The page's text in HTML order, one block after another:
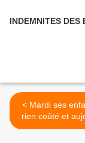
INDEMNITES DES
< Mardi ses enfants n’ont
rien coûté et
estime leur part